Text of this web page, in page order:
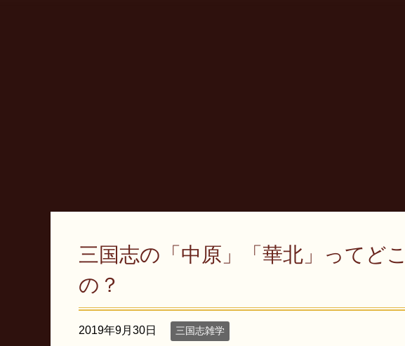
三国志の「中原」「華北」ってど
の？
2019年9月30日 三国志雑学